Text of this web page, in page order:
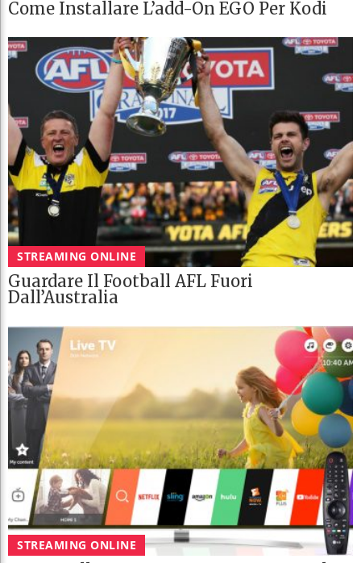
Come Installare L’add-On EGO Per Kodi
STREAMING ONLINE
Guardare Il Football AFL Fuori
Dall’Australia
STREAMING ONLINE